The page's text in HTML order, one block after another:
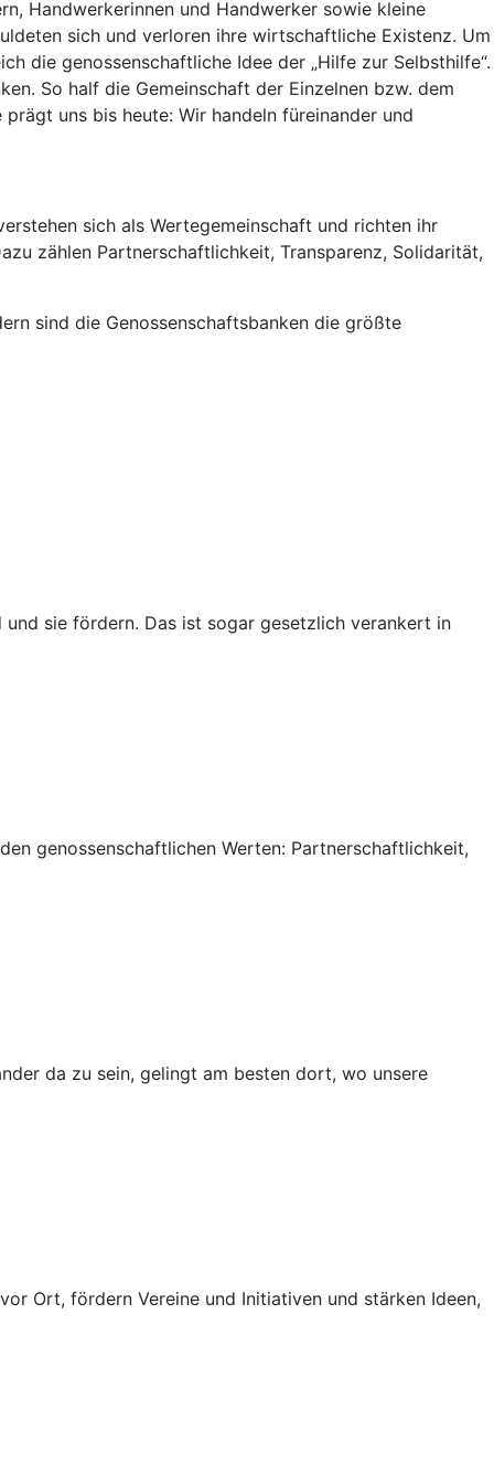
Handwerkerinnen und Handwerker sowie kleine
sich und verloren ihre wirtschaftliche Existenz. Um
die genossenschaftliche Idee der „Hilfe zur Selbsthilfe“.
So half die Gemeinschaft der Einzelnen bzw. dem
uns bis heute: Wir handeln füreinander und
sich als Wertegemeinschaft und richten ihr
zählen Partnerschaftlichkeit, Transparenz, Solidarität,
sind die Genossenschaftsbanken die größte
sie fördern. Das ist sogar gesetzlich verankert in
genossenschaftlichen Werten: Partnerschaftlichkeit,
da zu sein, gelingt am besten dort, wo unsere
Ort, fördern Vereine und Initiativen und stärken Ideen,